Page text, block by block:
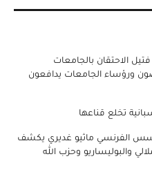
الاحتقان بالجامعات
ورؤساء الجامعات يدافعون
تخلع قناعها
الفرنسي ماثيو غديري يكشف
والبوليساريو وحزب الله